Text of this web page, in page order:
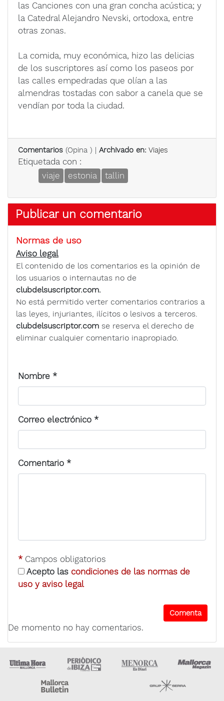
las Canciones con una gran concha acústica; y
la Catedral Alejandro Nevski, ortodoxa, entre
otras zonas.
La comida, muy económica, hizo las delicias
de los suscriptores así como los paseos por
las calles empedradas que olían a las
almendras tostadas con sabor a canela que se
vendían por toda la ciudad.
Comentarios (Opina ) | Archivado en: Viajes
Etiquetada con :
viaje
estonia tallin
Publicar un comentario
Normas de uso
Aviso legal
El contenido de los comentarios es la opinión de
los usuarios o internautas no de
clubdelsuscriptor.com.
No está permitido verter comentarios contrarios a
las leyes, injuriantes, ilícitos o lesivos a terceros.
clubdelsuscriptor.com se reserva el derecho de
eliminar cualquier comentario inapropiado.
Nombre *
Correo electrónico *
Comentario *
* Campos obligatorios
Acepto las condiciones de las normas de
uso y aviso legal
De momento no hay comentarios.
Ultima Hora Ultima hora Ibiza Menorca • Es Diari